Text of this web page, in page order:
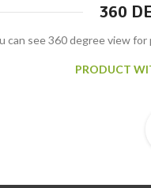
360
can see 360 degree view
PRODUCT